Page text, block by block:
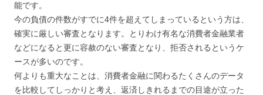
能です。
今の負債の件数がすでに4件を超えてしまっているという方は、
確実に厳しい審査となります。とりわけ有名な消費者金融業者
などになると更に容赦のない審査となり、拒否されるというケ
ースが多いのです。
何よりも重大なことは、消費者金融に関わるたくさんのデータ
を比較してしっかりと考え、返済しきれるまでの目途が立った